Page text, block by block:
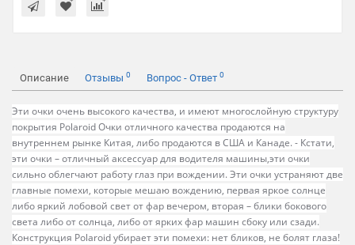
Описание Отзывы 0 Вопрос - Ответ 0
Эти очки очень высокого качества, и имеют многослойную структуру
покрытия Polaroid Очки отличного качества продаются на
внутреннем рынке Китая, либо продаются в США и Канаде. - Кстати,
эти очки – отличный аксессуар для водителя машины,эти очки
сильно облегчают работу глаз при вождении. Эти очки устраняют две
главные помехи, которые мешаю вождению, первая яркое солнце
либо яркий лобовой свет от фар вечером, вторая – блики бокового
света либо от солнца, либо от ярких фар машин сбоку или сзади.
Конструкция Polaroid убирает эти помехи: нет бликов, не болят глаза!